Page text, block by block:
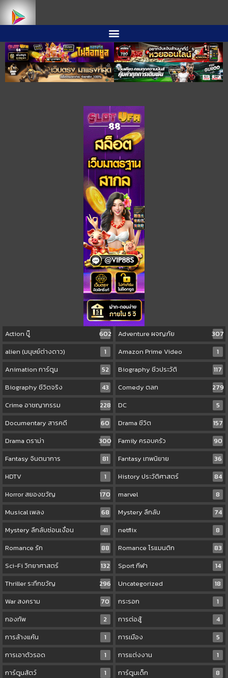
Action บู๊ 602 Adventure ผจญภัย
307
alien (มนุษย์ต่างดาว)
1 Amazon Prime Video
1
Animation การ์ตูน
52 Biography ชีวประวัติ
117
Biography ชีวิตจริง
43 Comedy ตลก
279
Crime อาชญากรรม
228 DC
5
Documentary สารคดี
60 Drama ชีวิต
157
Drama ดราม่า
300 Family ครอบครัว
90
Fantasy จินตนาการ
81 Fantasy เทพนิยาย
36
HDTV
1 History ประวัติศาสตร์
84
Horror สยองขวัญ
170 marvel
8
Musical เพลง
68 Mystery ลึกลับ
74
Mystery ลึกลับซ่อนเงื่อน
41 netflix
8
Romance รัก
88 Romance โรแมนติก
83
Sci-Fi วิทยาศาสตร์
132 Sport กีฬา
14
Thriller ระทึกขวัญ
296 Uncategorized
18
War สงคราม
70 กระรอก
1
กองทัพ
2 การต่อสู้
4
การล้างแค้น
1 การเมือง
5
การเอาตัวรอด
1 การแต่งงาน
1
การ์ตูนสัตว์
1 การ์ตูนเด็ก
8